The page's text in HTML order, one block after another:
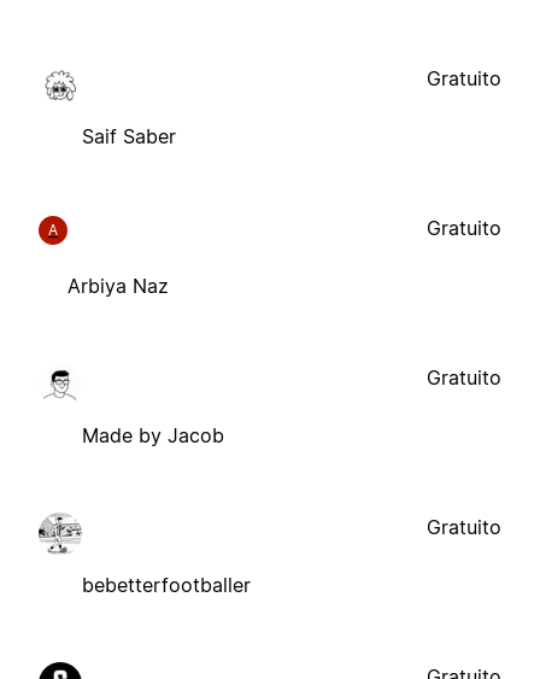
Saif Saber
Gratuito
A
Arbiya Naz
Gratuito
Made by Jacob
Gratuito
bebetterfootballer
Gratuito